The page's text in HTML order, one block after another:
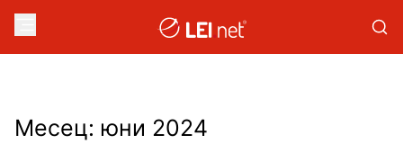
Месец: юни 2024